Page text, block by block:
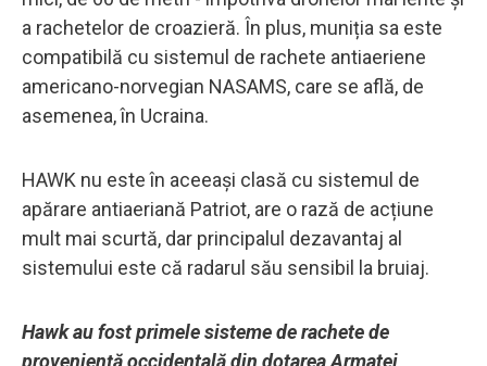
a rachetelor de croazieră. În plus, muniția sa este
compatibilă cu sistemul de rachete antiaeriene
americano-norvegian NASAMS, care se află, de
asemenea, în Ucraina.
HAWK nu este în aceeași clasă cu sistemul de
apărare antiaeriană Patriot, are o rază de acțiune
mult mai scurtă, dar principalul dezavantaj al
sistemului este că radarul său sensibil la bruiaj.
Hawk au fost primele sisteme de rachete de
provenienţă occidentală din dotarea Armatei